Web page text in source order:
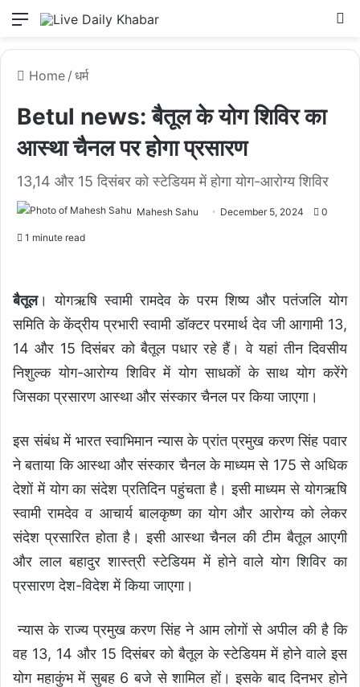
Menu
Home / धर्म
Betul news: बैतूल के योग शिविर का
आस्था चैनल पर होगा प्रसारण
13,14 और 15 दिसंबर को स्टेडियम में होगा योग-आरोग्य शिविर
Mahesh Sahu December 5, 2024 0
1 minute read
बैतूल। योगऋषि स्वामी रामदेव के परम शिष्य और पतंजलि योग
समिति के केंद्रीय प्रभारी स्वामी डॉक्टर परमार्थ देव जी आगामी 13,
14 और 15 दिसंबर को बैतूल पधार रहे हैं। वे यहां तीन दिवसीय
निशुल्क योग-आरोग्य शिविर में योग साधकों के साथ योग करेंगे
जिसका प्रसारण आस्था और संस्कार चैनल पर किया जाएगा।
इस संबंध में भारत स्वाभिमान न्यास के प्रांत प्रमुख करण सिंह पवार
ने बताया कि आस्था और संस्कार चैनल के माध्यम से 175 से अधिक
देशों में योग का संदेश प्रतिदिन पहुंचता है। इसी माध्यम से योगऋषि
स्वामी रामदेव व आचार्य बालकृष्ण का योग और आरोग्य को लेकर
संदेश प्रसारित होता है। इसी आस्था चैनल की टीम बैतूल आएगी
और लाल बहादुर शास्त्री स्टेडियम में होने वाले योग शिविर का
प्रसारण देश-विदेश में किया जाएगा।
न्यास के राज्य प्रमुख करण सिंह ने आम लोगों से अपील की है कि
वह 13, 14 और 15 दिसंबर को बैतूल के स्टेडियम में होने वाले इस
योग महाकुंभ में सुबह 6 बजे से शामिल हों। इसके बाद दिनभर होने